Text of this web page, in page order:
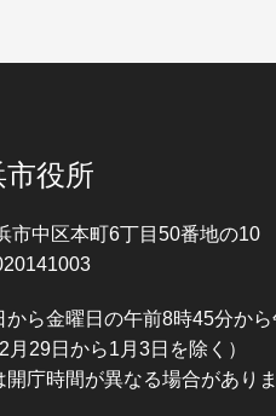
市役所
市中区本町6丁目50番地の10
から金曜日の午前8時45分か
月29日から1月3日を除く）
庁時間が異なる場合があり